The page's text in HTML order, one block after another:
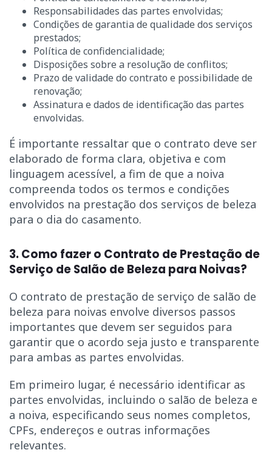
Responsabilidades das partes envolvidas;
Condições de garantia de qualidade dos serviços
prestados;
Política de confidencialidade;
Disposições sobre a resolução de conflitos;
Prazo de validade do contrato e possibilidade de
renovação;
Assinatura e dados de identificação das partes
envolvidas.
É importante ressaltar que o contrato deve ser
elaborado de forma clara, objetiva e com
linguagem acessível, a fim de que a noiva
compreenda todos os termos e condições
envolvidos na prestação dos serviços de beleza
para o dia do casamento.
3. Como fazer o Contrato de Prestação de
Serviço de Salão de Beleza para Noivas?
O contrato de prestação de serviço de salão de
beleza para noivas envolve diversos passos
importantes que devem ser seguidos para
garantir que o acordo seja justo e transparente
para ambas as partes envolvidas.
Em primeiro lugar, é necessário identificar as
partes envolvidas, incluindo o salão de beleza e
a noiva, especificando seus nomes completos,
CPFs, endereços e outras informações
relevantes.